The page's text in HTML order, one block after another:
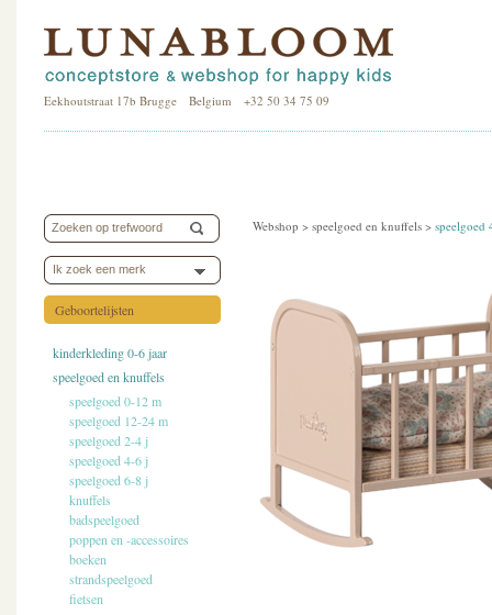
Eekhoutstraat 17b Brugge Belgium +32 50 34 75 09
Ik zoek een merk
Geboortelijsten
kinderkleding 0-6 jaar
speelgoed en knuffels
speelgoed 0-12 m
speelgoed 12-24 m
speelgoed 2-4 j
speelgoed 4-6 j
speelgoed 6-8 j
knuffels
badspeelgoed
poppen en -accessoires
boeken
strandspeelgoed
fietsen
Webshop > speelgoed en knuffels > speelgoed